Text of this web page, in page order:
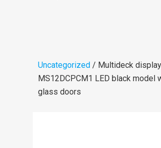
Uncategorized / Multideck
MS12DCPCM1 LED black model
glass doors